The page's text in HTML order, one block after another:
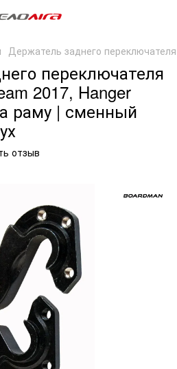
Держатель заднего
переключателя
2017, Hanger
раму | сменный
отзыв